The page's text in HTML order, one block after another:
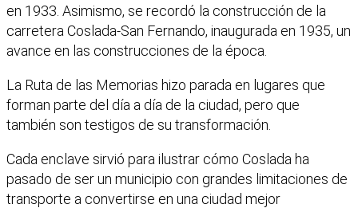
en 1933. Asimismo, se recordó la construcción de la
carretera Coslada-San Fernando, inaugurada en 1935, un
avance en las construcciones de la época.
La Ruta de las Memorias hizo parada en lugares que
forman parte del día a día de la ciudad, pero que
también son testigos de su transformación.
Cada enclave sirvió para ilustrar cómo Coslada ha
pasado de ser un municipio con grandes limitaciones de
transporte a convertirse en una ciudad mejor